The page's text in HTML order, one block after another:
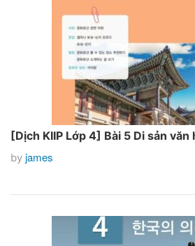
[Dịch KIIP Lớp 4] Bài 5 Di sản văn
by james